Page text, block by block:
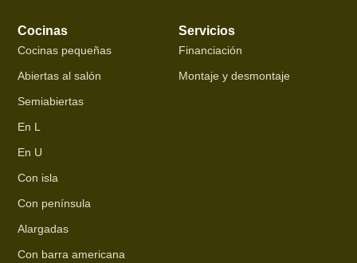
Cocinas
Cocinas pequeñas
Abiertas al salón
Semiabiertas
En L
En U
Con isla
Con península
Alargadas
Con barra americana
Servicios
Financiación
Montaje y desmontaje